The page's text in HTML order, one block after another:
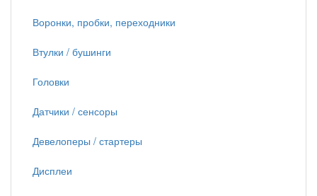
Воронки, пробки, переходники
Втулки / бушинги
Головки
Датчики / сенсоры
Девелоперы / стартеры
Дисплеи